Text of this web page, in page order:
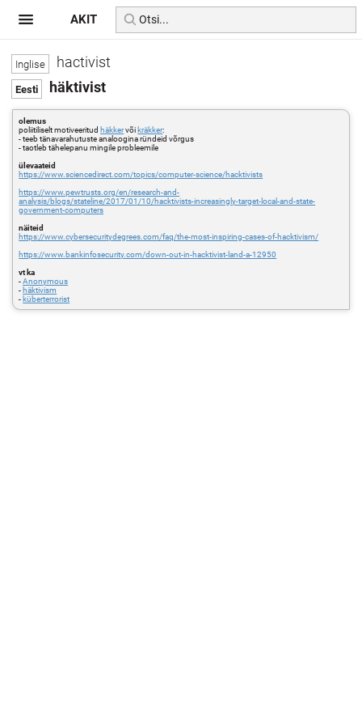
hactivist
häktivist
olemus
poliitiliselt motiveeritud häkkervõi kräkker:
- teeb tänavarahutuste analoogina ründeid võrgus
- taotleb tähelepanu mingile probleemile
ülevaateid
https://www.sciencedirect.com/topics/computer-science/hacktivists
https://www.pewtrusts.org/en/research-and-
analysis/blogs/stateline/2017/01/10/hacktivists-increasingly-target-local-and-state-
government-computers
näiteid
https://www.cybersecuritydegrees.com/faq/the-most-inspiring-cases-of-hacktivism/
https://www.bankinfosecurity.com/down-out-in-hacktivist-land-a-12950
vt ka
-Anonymous
- häktivism
- küberterrorist
AKIT